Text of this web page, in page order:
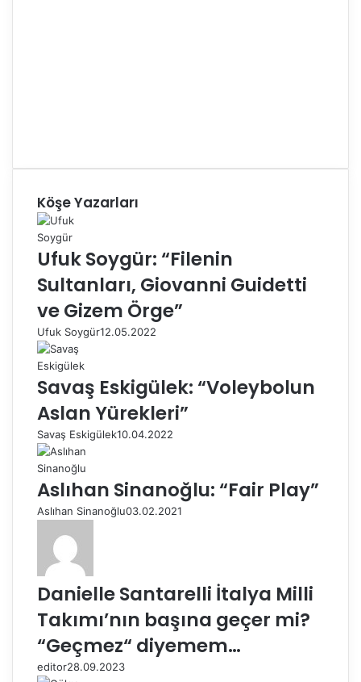
Köşe Yazarları
Ufuk Soygür: “Filenin
Sultanları, Giovanni Guidetti
ve Gizem Örge”
Ufuk Soygür12.05.2022
Savaş Eskigülek: “Voleybolun
Aslan Yürekleri”
Savaş Eskigülek10.04.2022
Aslıhan Sinanoğlu: “Fair Play”
Aslıhan Sinanoğlu03.02.2021
Danielle Santarelli İtalya Milli
Takımı’nın başına geçer mi?
“Geçmez“ diyemem…
editor28.09.2023